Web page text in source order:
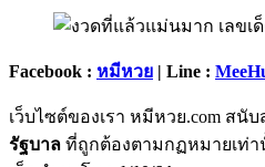
Facebook : หมีหวย | Line :
เว็บไซต์ของเรา หมีหวย.com สนั
รัฐบาล ที่ถูกต้องตามกฏหมายเท่